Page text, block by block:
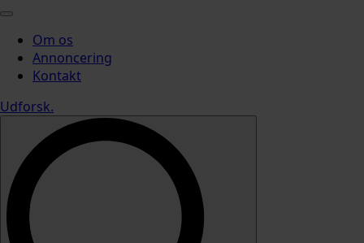
Om os
Annoncering
Kontakt
Udforsk.